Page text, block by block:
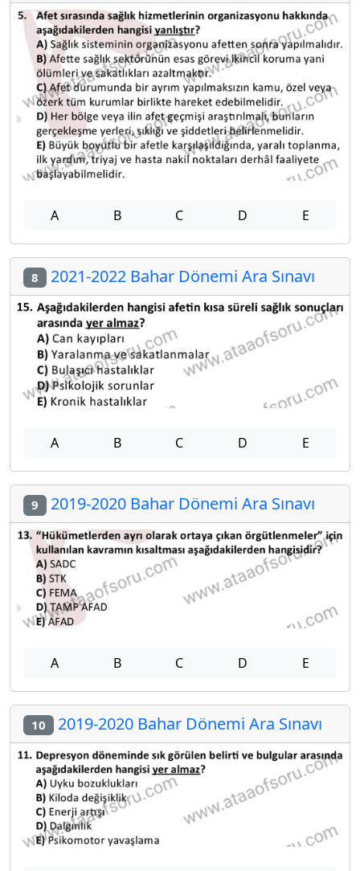
A B C D E
8 2021-2022 Bahar Dönemi Ara Sınavı
A B C D E
9 2019-2020 Bahar Dönemi Ara Sınavı
A B C D E
10 2019-2020 Bahar Dönemi Ara Sınavı